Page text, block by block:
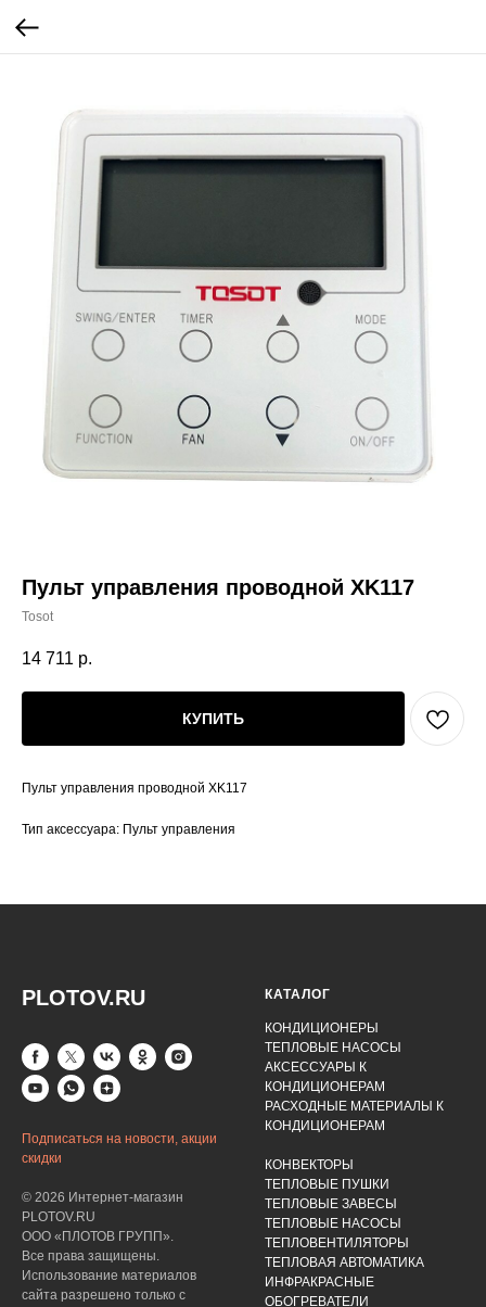
Пульт управления проводной XK117
Tosot
14 711 р.
КУПИТЬ
Пульт управления проводной XK117
Тип аксессуара: Пульт управления
PLOTOV.RU
Подписаться на новости, акции
скидки
© 2026 Интернет-магазин
PLOTOV.RU
ООО «ПЛОТОВ ГРУПП».
Все права защищены.
Использование материалов
сайта разрешено только с
КАТАЛОГ
КОНДИЦИОНЕРЫ
ТЕПЛОВЫЕ НАСОСЫ
АКСЕССУАРЫ К
КОНДИЦИОНЕРАМ
РАСХОДНЫЕ МАТЕРИАЛЫ К
КОНДИЦИОНЕРАМ
КОНВЕКТОРЫ
ТЕПЛОВЫЕ ПУШКИ
ТЕПЛОВЫЕ ЗАВЕСЫ
ТЕПЛОВЫЕ НАСОСЫ
ТЕПЛОВЕНТИЛЯТОРЫ
ТЕПЛОВАЯ АВТОМАТИКА
ИНФРАКРАСНЫЕ
ОБОГРЕВАТЕЛИ